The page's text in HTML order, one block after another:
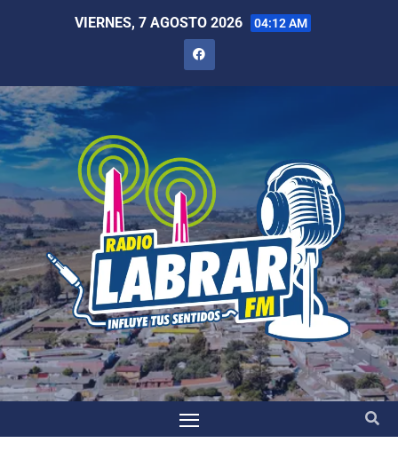
VIERNES, 7 AGOSTO 2026 04:12 AM